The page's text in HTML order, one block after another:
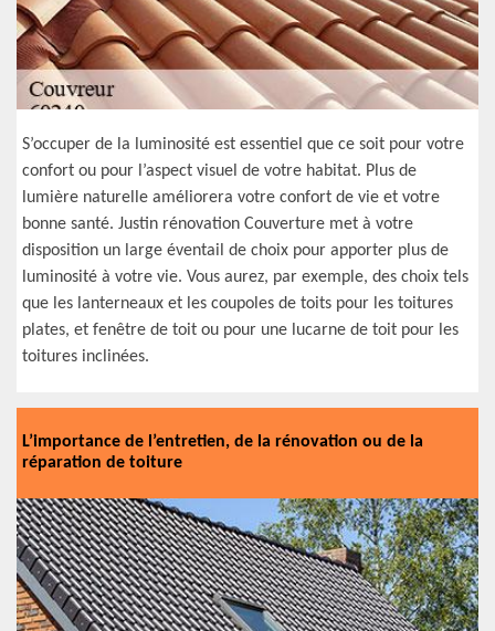
S’occuper de la luminosité est essentiel que ce soit pour votre
confort ou pour l’aspect visuel de votre habitat. Plus de
lumière naturelle améliorera votre confort de vie et votre
bonne santé. Justin rénovation Couverture met à votre
disposition un large éventail de choix pour apporter plus de
luminosité à votre vie. Vous aurez, par exemple, des choix tels
que les lanterneaux et les coupoles de toits pour les toitures
plates, et fenêtre de toit ou pour une lucarne de toit pour les
toitures inclinées.
L’importance de l’entretien, de la rénovation ou de la
réparation de toiture